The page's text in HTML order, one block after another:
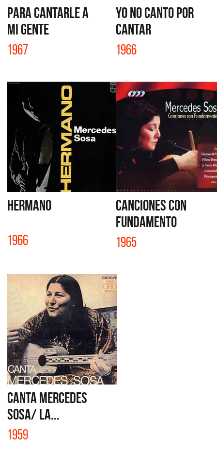
PARA CANTARLE A
MI GENTE
1967
YO NO CANTO POR
CANTAR
1966
HERMANO
1966
CANCIONES CON
FUNDAMENTO
1965
CANTA MERCEDES
SOSA/ LA...
1959